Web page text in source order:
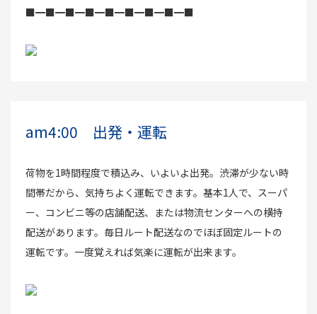
■━■━■━■━■━■━■━■━■
am4:00 出発・運転
荷物を1時間程度で積込み、いよいよ出発。渋滞が少ない時
間帯だから、気持ちよく運転できます。基本1人で、スーパ
ー、コンビニ等の店舗配送、または物流センターへの横持
配送があります。毎日ルート配送なのでほぼ固定ルートの
運転です。一度覚えれば気楽に運転が出来ます。